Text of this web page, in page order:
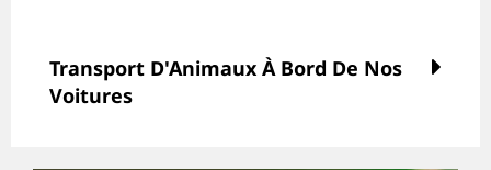
Transport D'Animaux À Bord De Nos
Voitures